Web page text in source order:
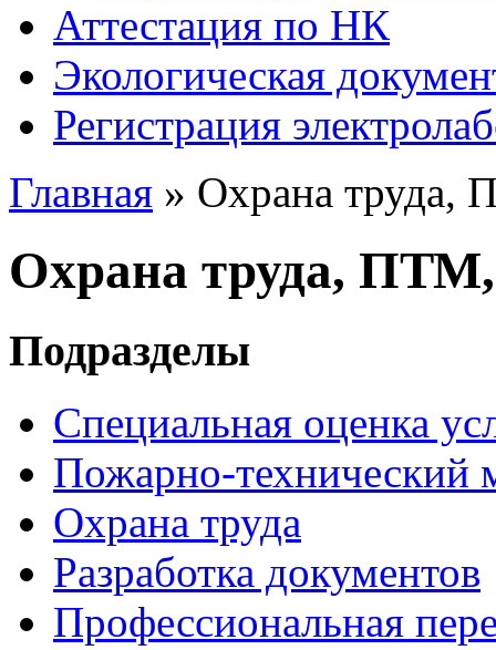
Аттестация по НК
Экологическая
Регистрация
Главная » Охрана
Охрана труда,
Подразделы
Специальная оценка
Пожарно-технический
Охрана труда
Разработка документов
Профессиональная